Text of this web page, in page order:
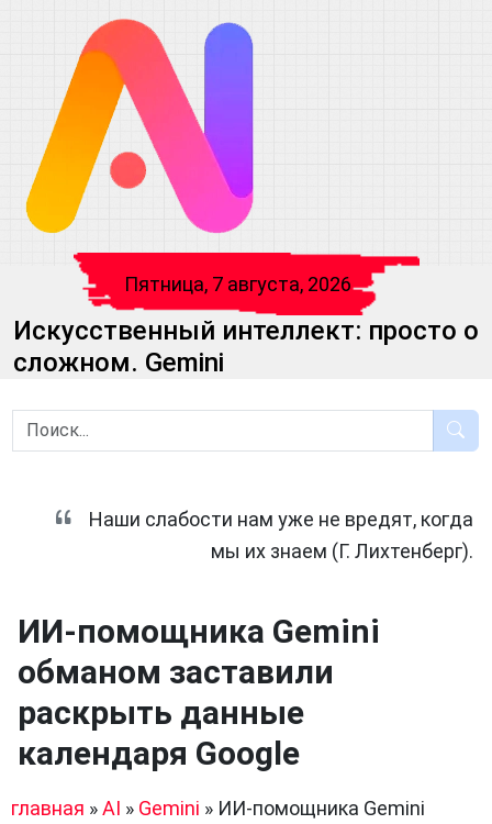
Пятница, 7 августа, 2026
Искусственный интеллект: просто о
сложном. Gemini
Наши слабости нам уже не вредят, когда
мы их знаем (Г. Лихтенберг).
ИИ-помощника Gemini
обманом заставили
раскрыть данные
календаря Google
главная »AI » Gemini » ИИ-помощника Gemini